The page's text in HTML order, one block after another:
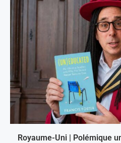
Royaume-Uni | Polémique